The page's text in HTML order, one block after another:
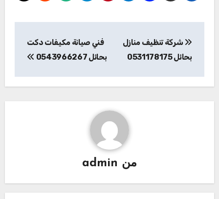
المقالات
شركة تنظيف منازل
بحائل 0531178175
فني صيانة مكيفات دكت
بحائل 0543966267
من admin